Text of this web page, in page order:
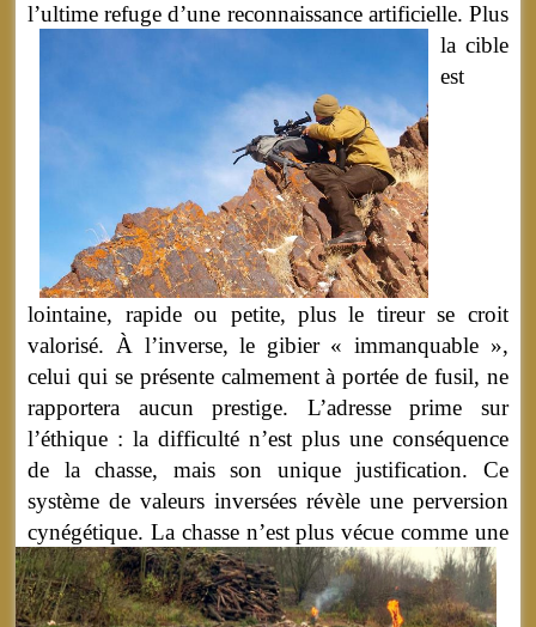
l’ultime refuge d’une reconnaissance artificielle. Plus
la cible
est
lointaine, rapide ou petite, plus le tireur se croit
valorisé. À l’inverse, le gibier « immanquable »,
celui qui se présente calmement à portée de fusil, ne
rapportera aucun prestige. L’adresse prime sur
l’éthique : la difficulté n’est plus une conséquence
de la chasse, mais son unique justification. Ce
système de valeurs inversées révèle une perversion
cynégétique.La chasse n’est plus vécue comme une